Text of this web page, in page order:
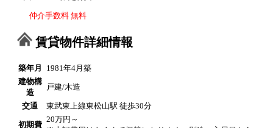
仲介手数料 無料
賃貸物件詳細情報
築年月
1981年4月築
建物構
造
戸建/木造
交通 東武東上線東松山駅 徒歩30分
初期費
20万円～